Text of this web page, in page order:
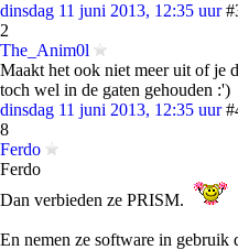
dinsdag 11 juni 2013, 12:35 uur
2
The_Anim0l
Maakt het ook niet meer uit of je
toch wel in de gaten gehouden :')
dinsdag 11 juni 2013, 12:35 uur
8
Ferdo
Ferdo
Dan verbieden ze PRISM.
En nemen ze software in gebruik